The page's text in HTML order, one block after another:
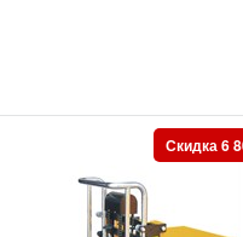
Скидка 6